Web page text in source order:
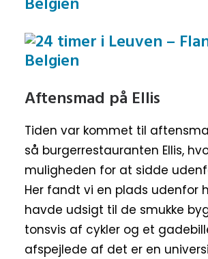
Aftensmad på Ellis
Tiden var kommet til
så burgerrestauranten Ellis,
muligheden for at sidde
Her fandt vi en plads udenfor
havde udsigt til de smukke
tonsvis af cykler og et
afspejlede af det er en